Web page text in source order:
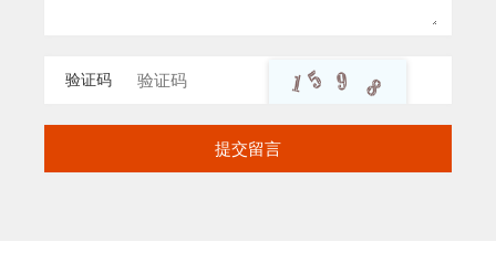
验证码